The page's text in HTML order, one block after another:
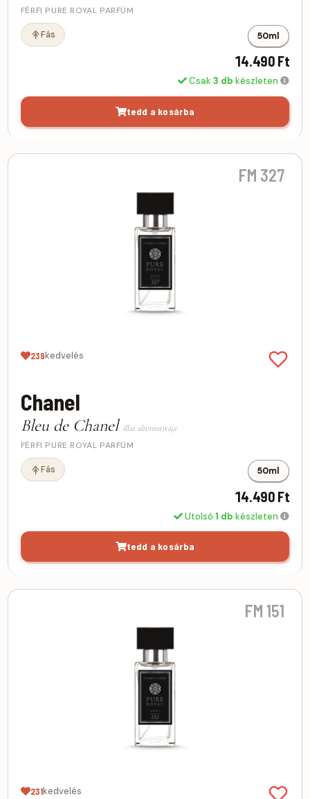
FÉRFI PURE ROYAL PARFÜM
Fás 50ml
14.490 Ft
Csak3 db készleten
tedd a kosárba
FM 327
239kedvelés
Chanel
Bleu de Chanel illat alternatívája
FÉRFI PURE ROYAL PARFÜM
Fás 50ml
14.490 Ft
Utolsó1 db készleten
tedd a kosárba
FM 151
231kedvelés